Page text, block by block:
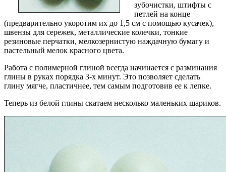
зубочистки, штифты с
петлей на конце
(предварительно укоротим их до 1,5 см с помощью кусачек),
швензы для сережек, металлические колечки, тонкие
резиновые перчатки, мелкозернистую наждачную бумагу и
пастельный мелок красного цвета.
Работа с полимерной глиной всегда начинается с разминания
глины в руках порядка 3-х минут. Это позволяет сделать
глину мягче, пластичнее, тем самым подготовив ее к лепке.
Теперь из белой глины скатаем несколько маленьких шариков.